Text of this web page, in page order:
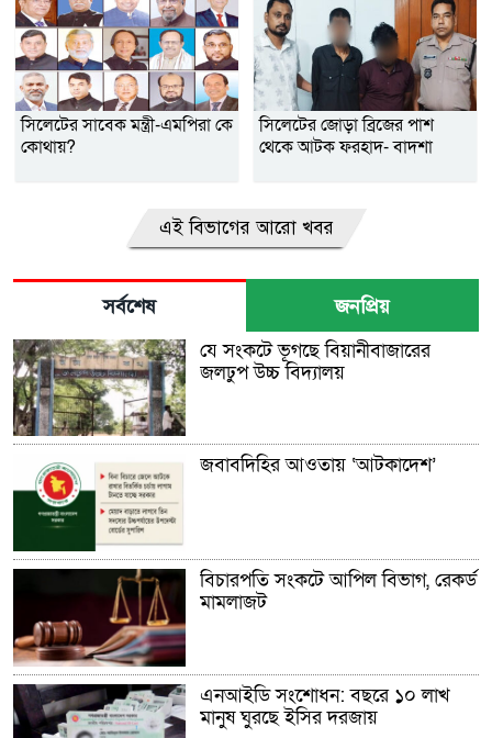
সিলেটের সাবেক মন্ত্রী-এমপিরা কে
কোথায়?
সিলেটের জোড়া ব্রিজের পাশ
থেকে আটক ফরহাদ- বাদশা
এই বিভাগের আরো খবর
সর্বশেষ জনপ্রিয়
যে সংকটে ভূগছে বিয়ানীবাজারের
জলঢুপ উচ্চ বিদ্যালয়
জবাবদিহির আওতায় ‘আটকাদেশ’
বিচারপতি সংকটে আপিল বিভাগ, রেকর্ড
মামলাজট
এনআইডি সংশোধন: বছরে ১০ লাখ
মানুষ ঘুরছে ইসির দরজায়